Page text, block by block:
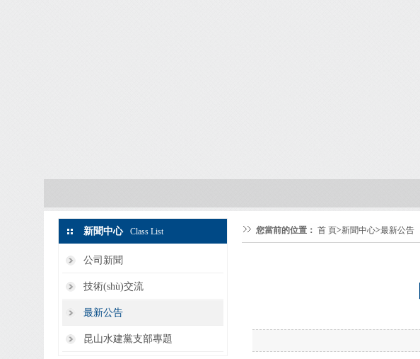
新聞中心 Class List
公司新聞
技術(shù)交流
最新公告
昆山水建黨支部專題
您當前的位置： 首 頁>新聞中心>最新公告